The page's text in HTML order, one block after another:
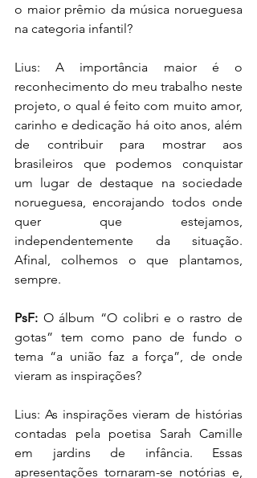
o maior prêmio da música norueguesa
na categoria infantil?
Lius: A importância maior é o
reconhecimento do meu trabalho neste
projeto, o qual é feito com muito amor,
carinho e dedicação há oito anos, além
de contribuir para mostrar aos
brasileiros que podemos conquistar
um lugar de destaque na sociedade
norueguesa, encorajando todos onde
quer que estejamos,
independentemente da situação.
Afinal, colhemos o que plantamos,
sempre.
PsF: O álbum “O colibri e o rastro de
gotas” tem como pano de fundo o
tema “a união faz a força”, de onde
vieram as inspirações?
Lius: As inspirações vieram de histórias
contadas pela poetisa Sarah Camille
em jardins de infância. Essas
apresentações tornaram-se notórias e,